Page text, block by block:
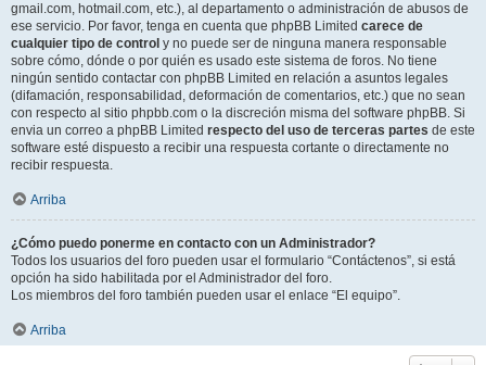
gmail.com, hotmail.com, etc.), al departamento o administración de abusos de
ese servicio. Por favor, tenga en cuenta que phpBB Limited carece de
cualquier tipo de control y no puede ser de ninguna manera responsable
sobre cómo, dónde o por quién es usado este sistema de foros. No tiene
ningún sentido contactar con phpBB Limited en relación a asuntos legales
(difamación, responsabilidad, deformación de comentarios, etc.) que no sean
con respecto al sitio phpbb.com o la discreción misma del software phpBB. Si
envia un correo a phpBB Limited respecto del uso de terceras partes de este
software esté dispuesto a recibir una respuesta cortante o directamente no
recibir respuesta.
Arriba
¿Cómo puedo ponerme en contacto con un Administrador?
Todos los usuarios del foro pueden usar el formulario “Contáctenos”, si está
opción ha sido habilitada por el Administrador del foro.
Los miembros del foro también pueden usar el enlace “El equipo”.
Arriba